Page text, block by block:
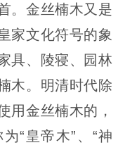
。金丝楠木又是
家文化符号的象
具、陵寝、园林
木。明清时代除
用金丝楠木的，
“皇帝木”、“神